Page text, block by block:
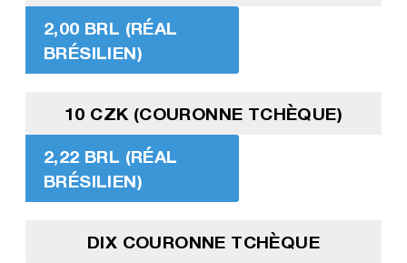
2,00 BRL (RÉAL
BRÉSILIEN)
10 CZK (COURONNE TCHÈQUE)
2,22 BRL (RÉAL
BRÉSILIEN)
DIX COURONNE TCHÈQUE